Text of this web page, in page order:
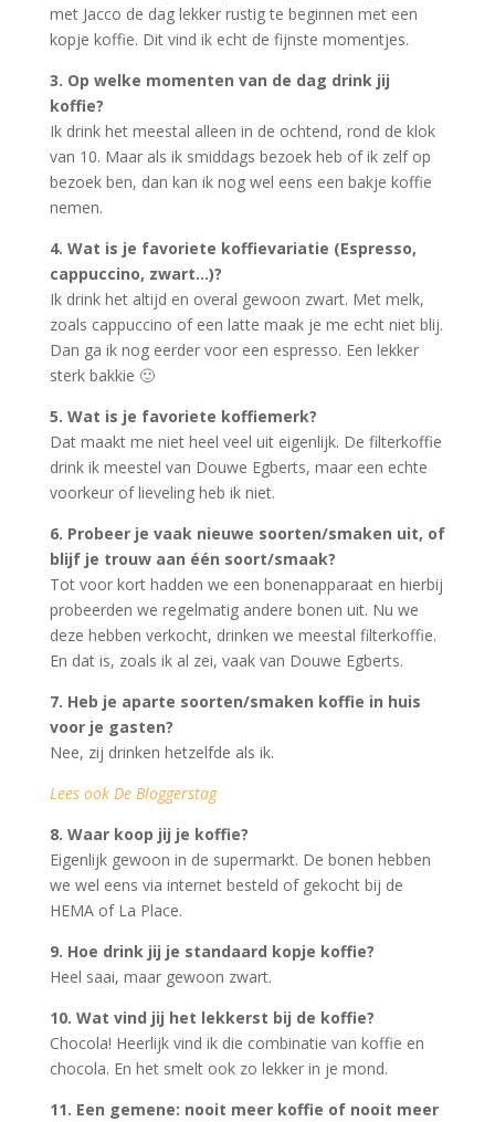
met Jacco de dag lekker rustig te beginnen met een
kopje koffie. Dit vind ik echt de fijnste momentjes.
3. Op welke momenten van de dag drink jij
koffie?
Ik drink het meestal alleen in de ochtend, rond de klok
van 10. Maar als ik smiddags bezoek heb of ik zelf op
bezoek ben, dan kan ik nog wel eens een bakje koffie
nemen.
4. Wat is je favoriete koffievariatie (Espresso,
cappuccino, zwart…)?
Ik drink het altijd en overal gewoon zwart. Met melk,
zoals cappuccino of een latte maak je me echt niet blij.
Dan ga ik nog eerder voor een espresso. Een lekker
sterk bakkie 🙂
5. Wat is je favoriete koffiemerk?
Dat maakt me niet heel veel uit eigenlijk. De filterkoffie
drink ik meestel van Douwe Egberts, maar een echte
voorkeur of lieveling heb ik niet.
6. Probeer je vaak nieuwe soorten/smaken uit, of
blijf je trouw aan één soort/smaak?
Tot voor kort hadden we een bonenapparaat en hierbij
probeerden we regelmatig andere bonen uit. Nu we
deze hebben verkocht, drinken we meestal filterkoffie.
En dat is, zoals ik al zei, vaak van Douwe Egberts.
7. Heb je aparte soorten/smaken koffie in huis
voor je gasten?
Nee, zij drinken hetzelfde als ik.
Lees ook De Bloggerstag
8. Waar koop jij je koffie?
Eigenlijk gewoon in de supermarkt. De bonen hebben
we wel eens via internet besteld of gekocht bij de
HEMA of La Place.
9. Hoe drink jij je standaard kopje koffie?
Heel saai, maar gewoon zwart.
10. Wat vind jij het lekkerst bij de koffie?
Chocola! Heerlijk vind ik die combinatie van koffie en
chocola. En het smelt ook zo lekker in je mond.
11. Een gemene: nooit meer koffie of nooit meer